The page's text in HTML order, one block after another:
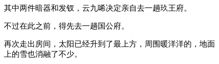
其中两件暗器和发钗，云九唏决定亲自去一趟玖王府。
不过在此之前，得先去一趟国公府。
再次走出房间，太阳已经升到了最上方，周围暖洋洋的，地面
上的雪也消融了不少。